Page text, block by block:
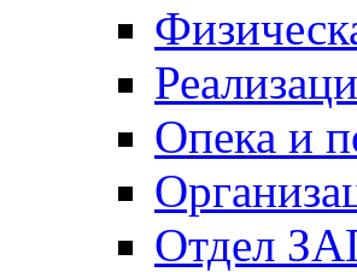
Опека и
Отдел